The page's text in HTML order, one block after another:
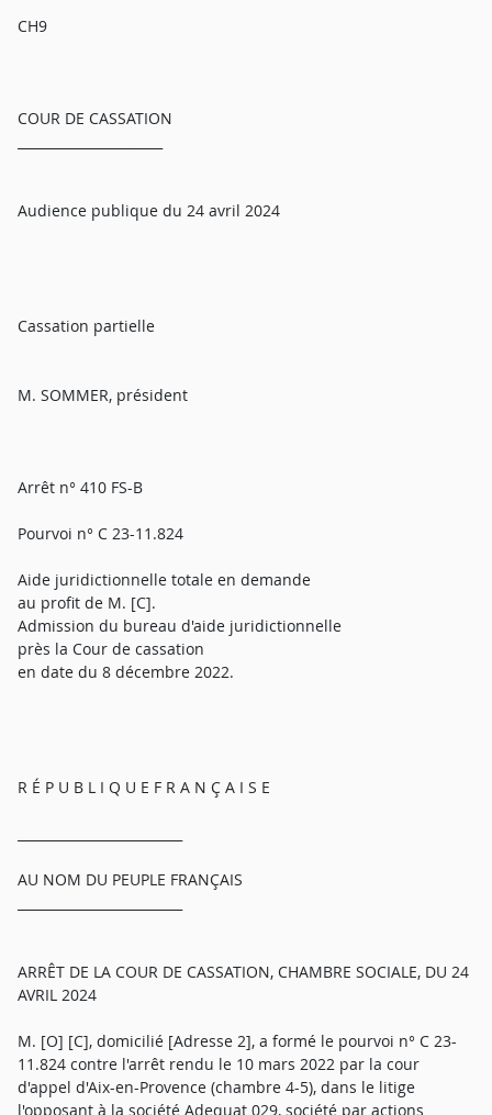
CH9
COUR DE CASSATION
Audience publique du 24 avril 2024
Cassation partielle
M. SOMMER, président
Arrêt n° 410 FS-B
Pourvoi n° C 23-11.824
Aide juridictionnelle totale en demande
au profit de M. [C].
Admission du bureau d'aide juridictionnelle
près la Cour de cassation
en date du 8 décembre 2022.
R É P U B L I Q U E F R A N Ç A I S E
AU NOM DU PEUPLE FRANÇAIS
ARRÊT DE LA COUR DE CASSATION, CHAMBRE SOCIALE, DU 24
AVRIL 2024
M. [O] [C], domicilié [Adresse 2], a formé le pourvoi n° C 23-
11.824 contre l'arrêt rendu le 10 mars 2022 par la cour
d'appel d'Aix-en-Provence (chambre 4-5), dans le litige
l'opposant à la société Adequat 029, société par actions